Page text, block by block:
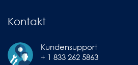
Kontakt
Kundensupport
+ 1 833 262 5863